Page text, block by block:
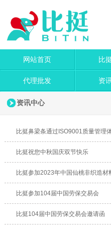
网站首页 比
代理批发 资
资讯中心
比挺鼻梁条通过ISO9001质量管理
比挺祝您中秋国庆双节快乐
比挺参加104届中国劳保交易会
比挺104届中国劳保交易会邀请函